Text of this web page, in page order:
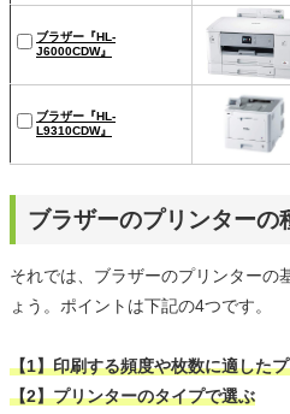
ブラザー『HL-
J6000CDW』
ブラザー『HL-
L9310CDW』
ブラザーのプリンターの
それでは、ブラザーのプリンターの
ょう。ポイントは下記の4つです。
【1】印刷する頻度や枚数に適した
【2】プリンターのタイプで選ぶ